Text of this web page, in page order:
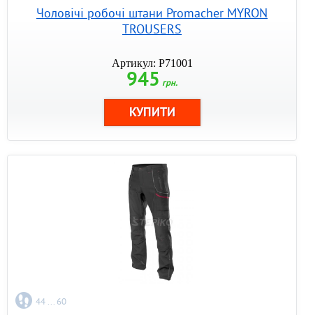
Чоловічі робочі штани Promacher MYRON
TROUSERS
Артикул: P71001
945 грн.
44 ... 60